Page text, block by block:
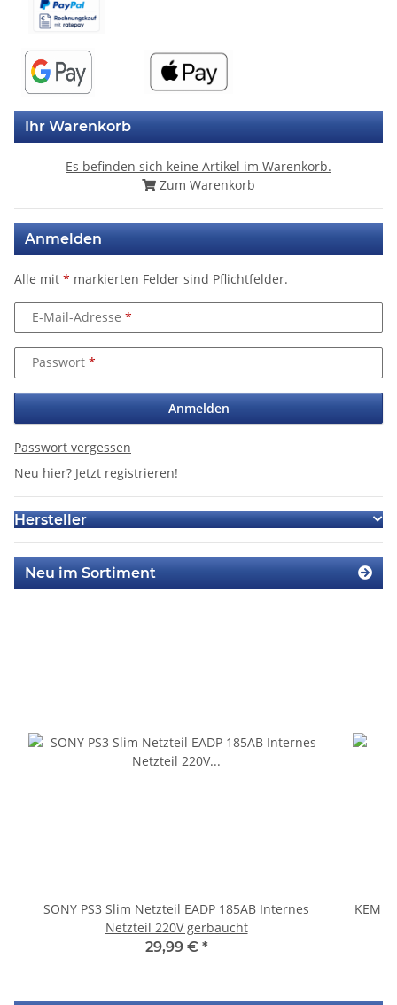
Ihr Warenkorb
Es befinden sich keine Artikel im Warenkorb.
Zum Warenkorb
Anmelden
Alle mit * markierten Felder sind Pflichtfelder.
E-Mail-Adresse
Passwort
Anmelden
Passwort vergessen
Neu hier? Jetzt registrieren!
Hersteller
Neu im Sortiment
SONY PS3 Slim Netzteil EADP 185AB Internes
Netzteil 220V gerbaucht
29,99 € *
KEM